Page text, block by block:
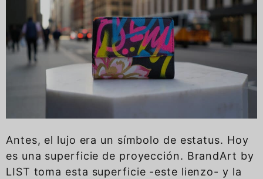
Antes, el lujo era un símbolo de estatus. Hoy
es una superficie de proyección. BrandArt by
LIST toma esta superficie -este lienzo- y la